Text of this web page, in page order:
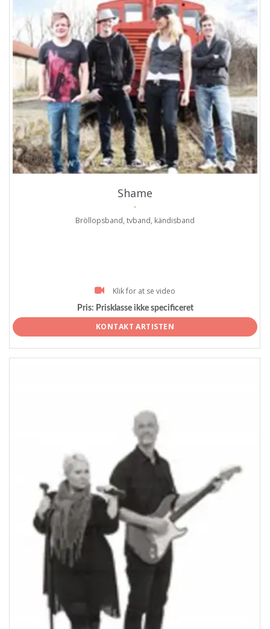
ProArtist
Shame
.
Bröllopsband, tvband, kändisband
Klik for at se video
Pris: Prisklasse ikke specificeret
KONTAKT ARTISTEN